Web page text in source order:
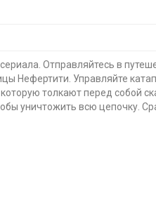
Отправляйтесь в
Нефертити. Управляйте
толкают перед собой
уничтожить всю цепочку.